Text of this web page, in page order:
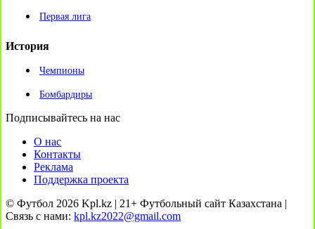
Первая лига
История
Чемпионы
Бомбардиры
Подписывайтесь на нас
О нас
Контакты
Реклама
Поддержка проекта
© Футбол 2026 Kpl.kz | 21+ Футбольный сайт Казахстана |
Связь с нами: kpl.kz2022@gmail.com